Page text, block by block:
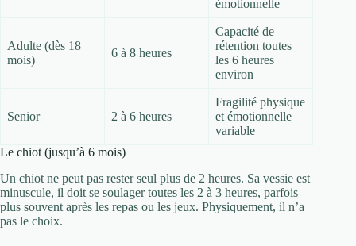
émotionnelle
Adulte (dès 18
mois)
6 à 8 heures
Capacité de
rétention toutes
les 6 heures
environ
Senior 2 à 6 heures
Fragilité physique
et émotionnelle
variable
Le chiot (jusqu’à 6 mois)
Un chiot ne peut pas rester seul plus de 2 heures. Sa vessie est
minuscule, il doit se soulager toutes les 2 à 3 heures, parfois
plus souvent après les repas ou les jeux. Physiquement, il n’a
pas le choix.